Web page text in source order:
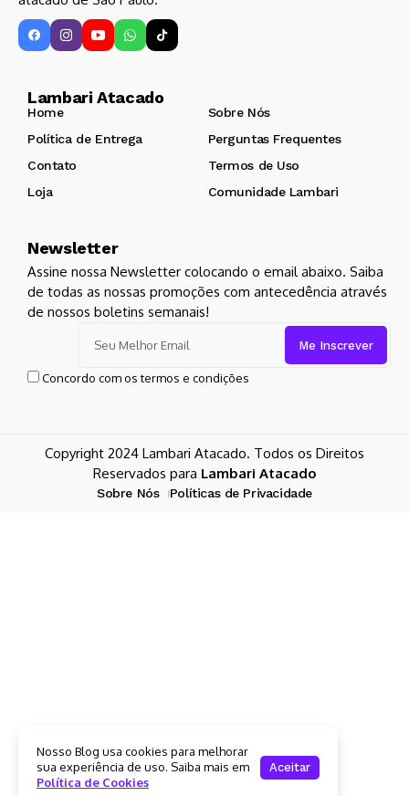
Lambari Atacado
Home
Sobre Nós
Política de Entrega
Perguntas Frequentes
Contato
Termos de Uso
Loja
Comunidade Lambari
Newsletter
Assine nossa Newsletter colocando o email abaixo. Saiba
de todas as nossas promoções com antecedência através
de nossos boletins semanais!
Concordo com os termos e condições
Copyright 2024 Lambari Atacado. Todos os Direitos
Reservados para Lambari Atacado
Sobre Nós Políticas de Privacidade
Nosso Blog usa cookies para melhorar
sua experiência de uso. Saiba mais em
Política de Cookies
Aceitar